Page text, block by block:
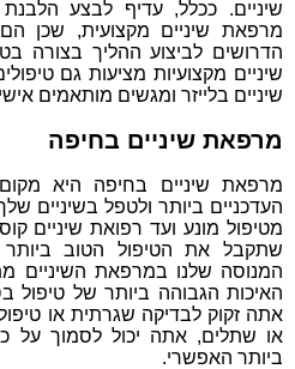
שיניים. ככלל, עדיף לבצע
מרפאת שיניים מקצועית, שכן הם
הדרושים לביצוע ההליך בצורה
שיניים מקצועיות מציעות גם
שיניים בלייזר ומגשים מותאמים
מרפאת שיניים בחיפה
מרפאת שיניים בחיפה היא
העדכניים ביותר ולטפל בשיניים
מטיפול מונע ועד רפואת שיניים
שתקבל את הטיפול הטוב ביותר
המנוסה שלנו במרפאת השיניים
האיכות הגבוהה ביותר של טיפול
אתה זקוק לבדיקה שגרתית או
או שתלים, אתה יכול לסמוך על
ביותר האפשרי.